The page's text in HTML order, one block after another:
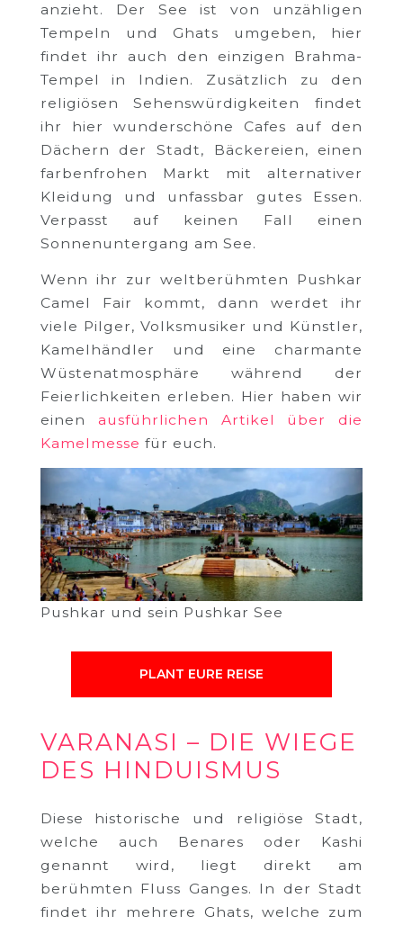
anzieht. Der See ist von unzähligen
Tempeln und Ghats umgeben, hier
findet ihr auch den einzigen Brahma-
Tempel in Indien. Zusätzlich zu den
religiösen Sehenswürdigkeiten findet
ihr hier wunderschöne Cafes auf den
Dächern der Stadt, Bäckereien, einen
farbenfrohen Markt mit alternativer
Kleidung und unfassbar gutes Essen.
Verpasst auf keinen Fall einen
Sonnenuntergang am See.
Wenn ihr zur weltberühmten Pushkar
Camel Fair kommt, dann werdet ihr
viele Pilger, Volksmusiker und Künstler,
Kamelhändler und eine charmante
Wüstenatmosphäre während der
Feierlichkeiten erleben. Hier haben wir
einen ausführlichen Artikel über die
Kamelmesse für euch.
Pushkar und sein Pushkar See
PLANT EURE REISE
VARANASI – DIE WIEGE
DES HINDUISMUS
Diese historische und religiöse Stadt,
welche auch Benares oder Kashi
genannt wird, liegt direkt am
berühmten Fluss Ganges. In der Stadt
findet ihr mehrere Ghats, welche zum